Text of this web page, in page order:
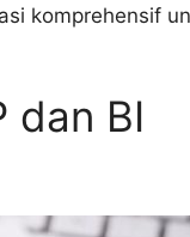
komprehensif
dan BI